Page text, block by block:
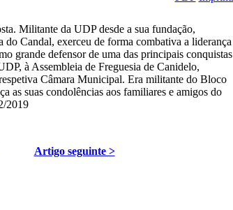
Militante da UDP desde a sua fundação,
do Candal, exerceu de forma combativa a liderança
grande defensor de uma das principais conquistas
à Assembleia de Freguesia de Canidelo,
Câmara Municipal. Era militante do Bloco
as suas condolências aos familiares e amigos do
2019
Artigo seguinte >